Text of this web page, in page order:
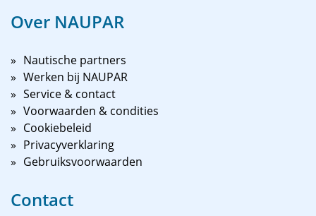
Over NAUPAR
Nautische partners
Werken bij NAUPAR
Service & contact
Voorwaarden & condities
Cookiebeleid
Privacyverklaring
Gebruiksvoorwaarden
Contact